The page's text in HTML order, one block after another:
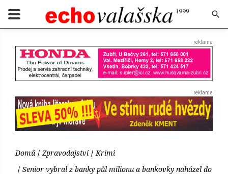
Domů Zpravodajství
Krimi
Senior vybral z banky půl milionu a bankovky naházel do